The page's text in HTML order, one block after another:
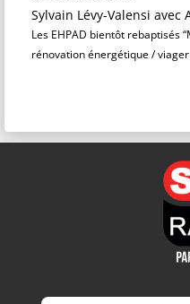
Sylvain Lévy-Valensi avec
Les EHPAD bientôt rebaptisés
rénovation énergétique /